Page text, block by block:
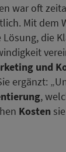
war oft
Mit dem
die
und
ergänzt:
,
Kosten